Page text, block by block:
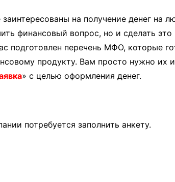
на получение денег на
финансовый вопрос, но и сделать это
подготовлен перечень МФО, которые
продукту. Вам просто нужно их
» с целью оформления денег.
потребуется заполнить анкету.